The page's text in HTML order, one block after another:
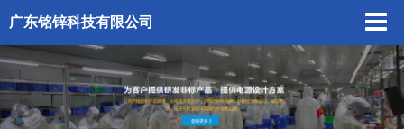
广东铭锌科技有限公司